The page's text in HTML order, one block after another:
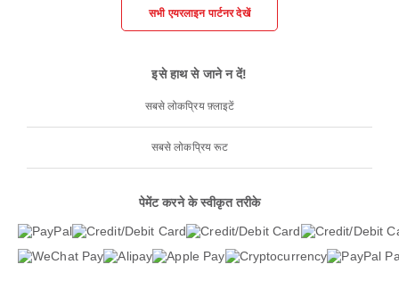
सभी एयरलाइन पार्टनर देखें
इसे हाथ से जाने न दें!
सबसे लोकप्रिय फ़्लाइटें
सबसे लोकप्रिय रूट
पेमेंट करने के स्वीकृत तरीके